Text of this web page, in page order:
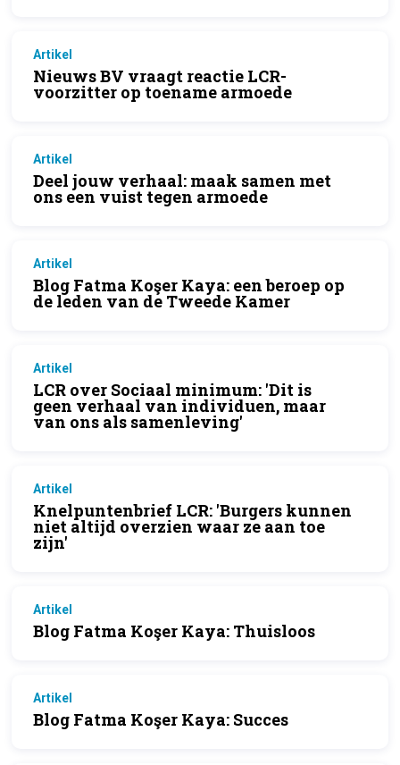
Artikel
Nieuws BV vraagt reactie LCR-
voorzitter op toename armoede
Artikel
Deel jouw verhaal: maak samen met
ons een vuist tegen armoede
Artikel
Blog Fatma Koşer Kaya: een beroep op
de leden van de Tweede Kamer
Artikel
LCR over Sociaal minimum: 'Dit is
geen verhaal van individuen, maar
van ons als samenleving'
Artikel
Knelpuntenbrief LCR: 'Burgers kunnen
niet altijd overzien waar ze aan toe
zijn'
Artikel
Blog Fatma Koşer Kaya: Thuisloos
Artikel
Blog Fatma Koşer Kaya: Succes